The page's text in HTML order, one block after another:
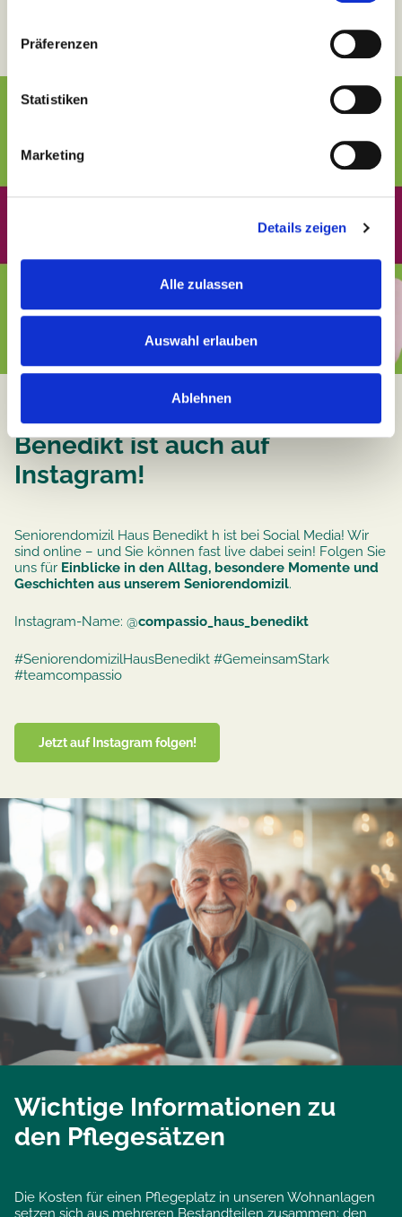
Präferenzen
Statistiken
Marketing
Details zeigen
Alle zulassen
Auswahl erlauben
Ablehnen
Seniorendomizil Haus
Benedikt ist auch auf
Instagram!
Seniorendomizil Haus Benedikt h ist bei Social Media! Wir
sind online – und Sie können fast live dabei sein! Folgen Sie
uns für Einblicke in den Alltag, besondere Momente und
Geschichten aus unserem Seniorendomizil.
Instagram-Name: @compassio_haus_benedikt
#SeniorendomizilHausBenedikt #GemeinsamStark
#teamcompassio
Jetzt auf Instagram folgen!
Wichtige Informationen zu
den Pflegesätzen
Die Kosten für einen Pflegeplatz in unseren Wohnanlagen
setzen sich aus mehreren Bestandteilen zusammen: den